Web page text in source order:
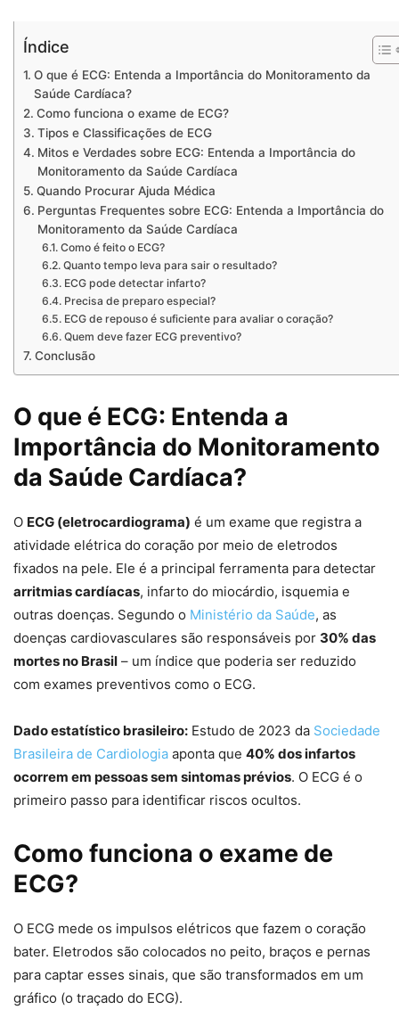
Índice
O que é ECG: Entenda a Importância do Monitoramento da
Saúde Cardíaca?
Como funciona o exame de ECG?
Tipos e Classificações de ECG
Mitos e Verdades sobre ECG: Entenda a Importância do
Monitoramento da Saúde Cardíaca
Quando Procurar Ajuda Médica
Perguntas Frequentes sobre ECG: Entenda a Importância do
Monitoramento da Saúde Cardíaca
Como é feito o ECG?
Quanto tempo leva para sair o resultado?
ECG pode detectar infarto?
Precisa de preparo especial?
ECG de repouso é suficiente para avaliar o coração?
Quem deve fazer ECG preventivo?
Conclusão
O que é ECG: Entenda a
Importância do Monitoramento
da Saúde Cardíaca?
O ECG (eletrocardiograma) é um exame que registra a
atividade elétrica do coração por meio de eletrodos
fixados na pele. Ele é a principal ferramenta para detectar
arritmias cardíacas, infarto do miocárdio, isquemia e
outras doenças. Segundo o Ministério da Saúde, as
doenças cardiovasculares são responsáveis por 30% das
mortes no Brasil – um índice que poderia ser reduzido
com exames preventivos como o ECG.
Dado estatístico brasileiro: Estudo de 2023 da Sociedade
Brasileira de Cardiologia aponta que 40% dos infartos
ocorrem em pessoas sem sintomas prévios. O ECG é o
primeiro passo para identificar riscos ocultos.
Como funciona o exame de
ECG?
O ECG mede os impulsos elétricos que fazem o coração
bater. Eletrodos são colocados no peito, braços e pernas
para captar esses sinais, que são transformados em um
gráfico (o traçado do ECG).